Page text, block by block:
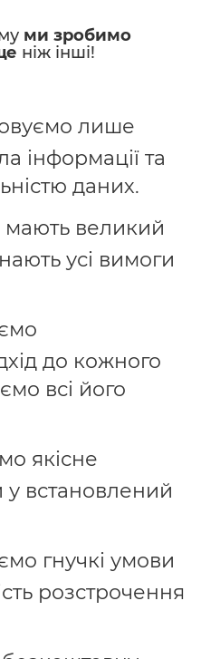
ми зробимо
ніж інші!
лише
інформації та
даних.
мають великий
усі вимоги
до кожного
всі його
якісне
встановлений
гнучкі умови
розстрочення